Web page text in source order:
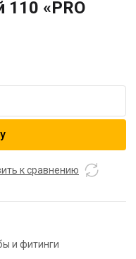
«PRO
к сравнению
и фитинги